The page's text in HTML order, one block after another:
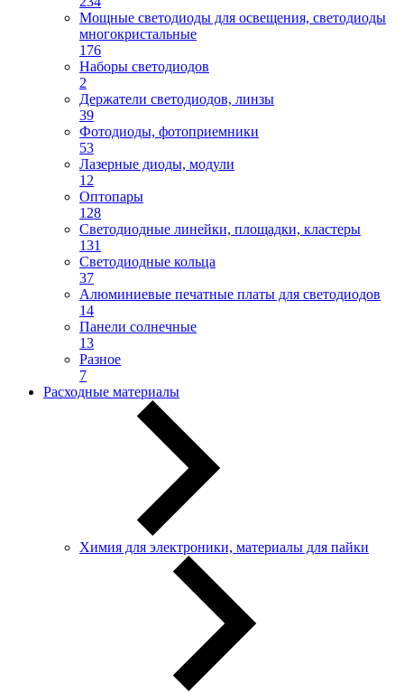
Мощные светодиоды для освещения, светодиоды
многокристальные
176
Наборы светодиодов
2
Держатели светодиодов, линзы
39
Фотодиоды, фотоприемники
53
Лазерные диоды, модули
12
Оптопары
128
Светодиодные линейки, площадки, кластеры
131
Светодиодные кольца
37
Алюминиевые печатные платы для светодиодов
14
Панели солнечные
13
Разное
7
Расходные материалы
Химия для электроники, материалы для пайки